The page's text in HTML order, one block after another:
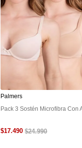
Palmers
Pack 3 Sostén Microfibra Con
$17.490 $24.990